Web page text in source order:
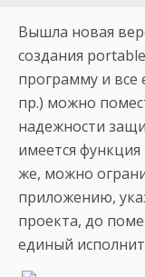
Вышла новая
создания
программу и все
пр.) можно
надежности
имеется
же, можно
приложению,
проекта, до
единый